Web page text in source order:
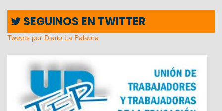
SEGUINOS EN TWITTER
Tweets por Diario La Palabra